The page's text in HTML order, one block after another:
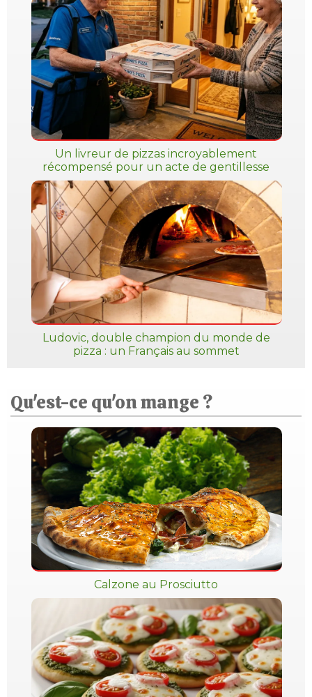
Un livreur de pizzas incroyablement
récompensé pour un acte de gentillesse
Ludovic, double champion du monde de
pizza : un Français au sommet
Qu'est-ce qu'on mange ?
Calzone au Prosciutto